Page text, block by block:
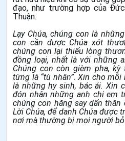
đạo, như trường hợp của
Thuận.
Lạy Chúa, chúng con là
con cần được Chúa xót
chúng con lại thiếu lòng
đồng loại, nhất là với những
Chúng con còn gièm pha,
từng là “tù nhân”. Xin cho
là những hy sinh, bác ái. Xin
đón nhận những anh chị em
chúng con hăng say dấn thân
Lời Chúa, để danh Chúa được
nơi mà thường bị mọi người